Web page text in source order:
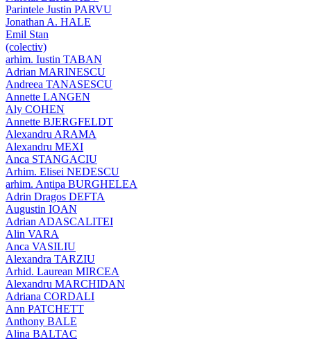
Parintele Justin PARVU
Jonathan A. HALE
Emil Stan
(colectiv)
arhim. Iustin TABAN
Adrian MARINESCU
Andreea TANASESCU
Annette LANGEN
Aly COHEN
Annette BJERGFELDT
Alexandru ARAMA
Alexandru MEXI
Anca STANGACIU
Arhim. Elisei NEDESCU
arhim. Antipa BURGHELEA
Adrin Dragos DEFTA
Augustin IOAN
Adrian ADASCALITEI
Alin VARA
Anca VASILIU
Alexandra TARZIU
Arhid. Laurean MIRCEA
Alexandru MARCHIDAN
Adriana CORDALI
Ann PATCHETT
Anthony BALE
Alina BALTAC